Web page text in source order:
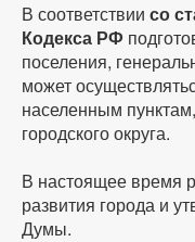
В соответствии со
Кодекса РФ
поселения,
может
населенным
городского округа.
В настоящее время
развития города и
Думы.